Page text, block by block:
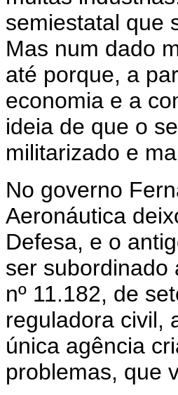
semiestatal que
Mas num dado
até porque, a
economia e a
ideia de que o
militarizado e
No governo
Aeronáutica
Defesa, e o
ser subordinado
nº 11.182, de
reguladora civil,
única agência
problemas, que